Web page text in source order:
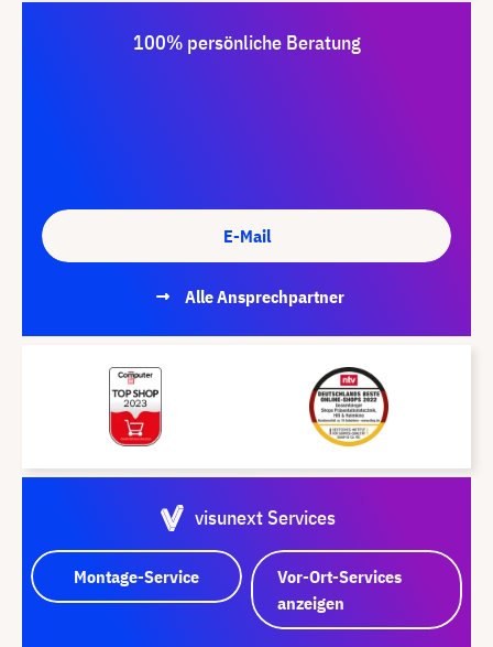
100% persönliche Beratung
E-Mail
Alle Ansprechpartner
visunext Services
Montage-Service
Vor-Ort-Services
anzeigen